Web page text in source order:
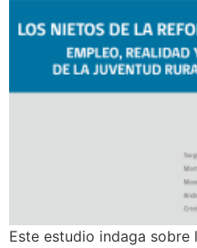
Este estudio indaga sobre